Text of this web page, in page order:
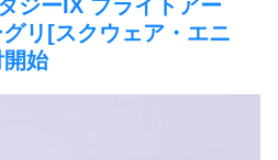
ジーIX ブライトアー
リ[スクウェア・エニ
始